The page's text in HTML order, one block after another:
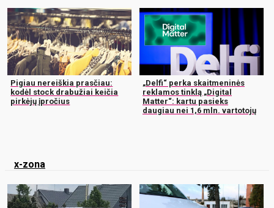
Pigiau nereiškia prasčiau:
kodėl stock drabužiai keičia
pirkėjų įpročius
„Delfi“ perka skaitmeninės
reklamos tinklą „Digital
Matter“: kartu pasieks
daugiau nei 1,6 mln. vartotojų
x-zona